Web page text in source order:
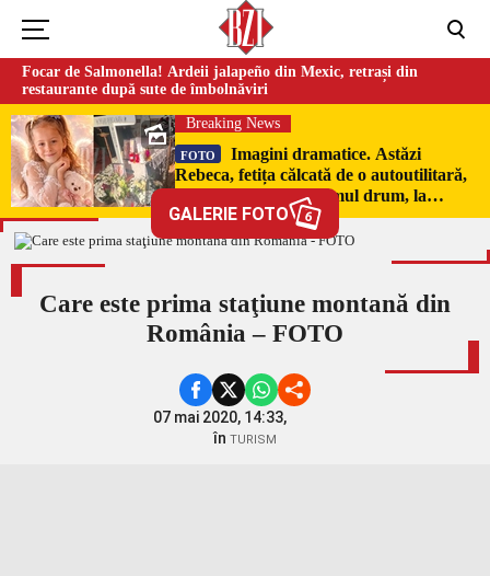
Focar de Salmonella! Ardeii jalapeño din Mexic, retrași din
restaurante după sute de îmbolnăviri
Breaking News
FOTO
Imagini dramatice. Astăzi
Rebeca, fetița călcată de o autoutilitară,
a fost condusă pe ultimul drum, la
Poduri. În sicriul alb al micuței au fost
puși pumni de bani și jucării –
GALERIE FOTO 6
Care este prima staţiune montană din
România – FOTO
07 mai 2020, 14:33,
în TURISM